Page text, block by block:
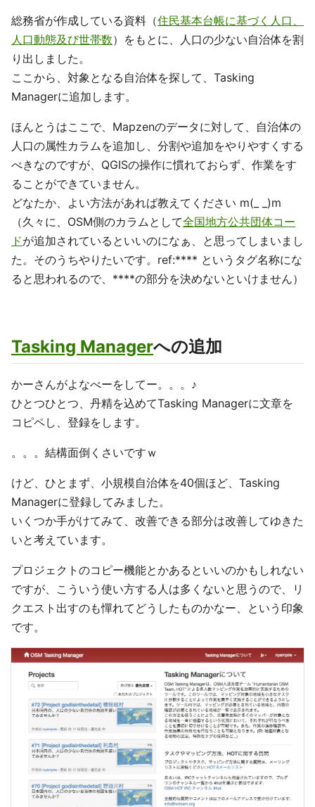
総務省が作成している資料（住民基本台帳に基づく人口、
人口動態及び世帯数）をもとに、人口の少ない自治体を割
り出しました。
ここから、対象となる自治体を探して、Tasking
Managerに追加します。
ほんとうはここで、Mapzenのデータに対して、自治体の
人口の属性カラムを追加し、分割や追加をやりやすくする
べきなのですが、QGISの操作に慣れておらず、作業をす
ることができていません。
どなたか、よい方法があれば教えてください m(_ _)m
（久々に、OSM側のカラムとして全国地方公共団体コー
ドが追加されているといいのになぁ、と思ってしまいまし
た。そのうちやりたいです。ref:**** というタグ名称にな
ると思われるので、****の部分を決めないといけません）
Tasking Managerへの追加
かーさんがよなべーをしてー。。。♪
ひとつひとつ、丹精を込めてTasking Managerに文章を
コピペし、登録をします。
。。。結構面倒くさいですｗ
けど、ひとまず、小規模自治体を40個ほど、Tasking
Managerに登録してみました。
いくつか手がけてみて、改善できる部分は改善してゆきた
いと考えています。
プロジェクトのコピー機能とかあるといいのかもしれない
ですが、こういう使い方する人は多くないと思うので、リ
クエスト出すのも憚れてどうしたものかなー、という印象
です。